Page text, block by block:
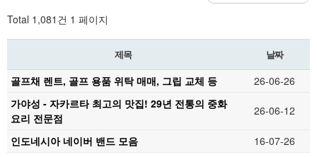
Total 1,081건 1 페이지
제목 날짜
골프채 렌트, 골프 용품 위탁 매매, 그립 교체 등
26-06-26
가야성 - 자카르타 최고의 맛집! 29년 전통의 중화
요리 전문점
26-06-12
인도네시아 네이버 밴드 모음
16-07-26